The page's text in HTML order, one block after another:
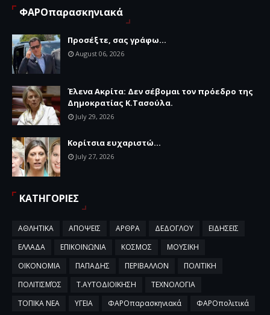
ΦΑΡΟπαρασκηνιακά
Προσέξτε, σας γράφω...
August 06, 2026
Έλενα Ακρίτα: Δεν σέβομαι τον πρόεδρο της
Δημοκρατίας Κ.Τασούλα.
July 29, 2026
Κορίτσια ευχαριστώ...
July 27, 2026
ΚΑΤΗΓΟΡΙΕΣ
ΑΘΛΗΤΙΚΑ ΑΠΟΨΕΙΣ ΑΡΘΡΑ ΔΕΔΟΓΛΟΥ
ΕΙΔΗΣΕΙΣ
ΕΛΛΑΔΑ
ΕΠΙΚΟΙΝΩΝΙΑ ΚΟΣΜΟΣ
ΜΟΥΣΙΚΗ
ΟΙΚΟΝΟΜΙΑ
ΠΑΠΑΔΗΣ ΠΕΡΙΒΑΛΛΟΝ
ΠΟΛΙΤΙΚΗ
ΠΟΛΙΤΙΣΜΌΣ
Τ.ΑΥΤΟΔΙΟΙΚΗΣΗ
ΤΕΧΝΟΛΟΓΙΑ
ΤΟΠΙΚΑ ΝΕΑ
ΥΓΕΙΑ ΦΑΡΟπαρασκηνιακά ΦΑΡΟπολιτικά